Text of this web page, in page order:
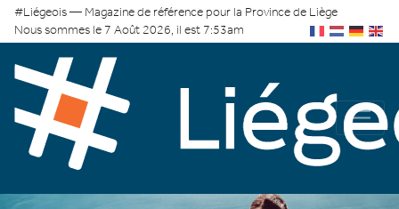
#Liégeois — Magazine de référence pour la Province de Liège
Nous sommes le 7 Août 2026, il est 7:53am